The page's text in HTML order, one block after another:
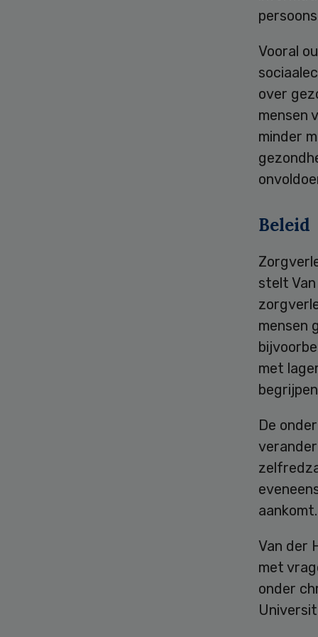
Vooral
over
mensen
minder
Beleid
stelt
mensen
met
De
aankomt.
Van der
met
onder